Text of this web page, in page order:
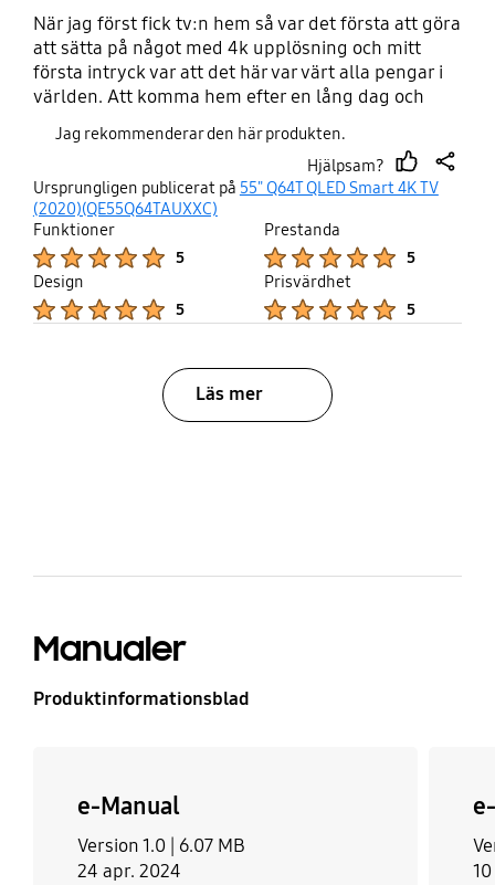
När jag först fick tv:n hem så var det första att göra
att sätta på något med 4k upplösning och mitt
första intryck var att det här var värt alla pengar i
världen. Att komma hem efter en lång dag och
titta på tv i så här bra upplösning och en stor tv det
Jag rekommenderar den här produkten.
Hjälpsam?
thumbshare
Ursprungligen publicerat på 55" Q64T QLED Smart 4K TV
(2020)(QE55Q64TAUXXC)
Funktioner
5
Prestanda
5
Design
5
Prisvärdhet
5
Läs mer
Manualer
Produktinformationsblad
e-Manual
Version 1.0 | 6.07 MB
24 apr. 2024